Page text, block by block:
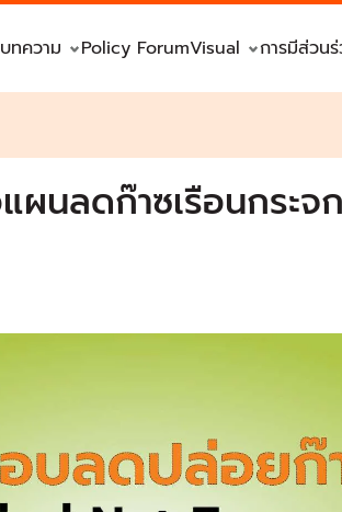
บทความ Policy ForumVisual การมีส่วน
ผนลดก๊าซเรือนกระจ